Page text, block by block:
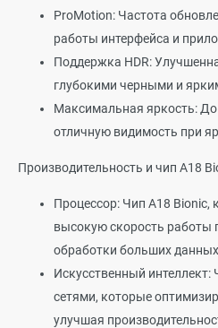
ProMotion: Частота
работы интерфейса и
Поддержка HDR:
глубокими черными и
Максимальная яркость:
отличную видимость при
Производительность и чип A18
Процессор: Чип A18 Bionic,
высокую скорость работы
обработки больших
Искусственный
сетями, которые
улучшая